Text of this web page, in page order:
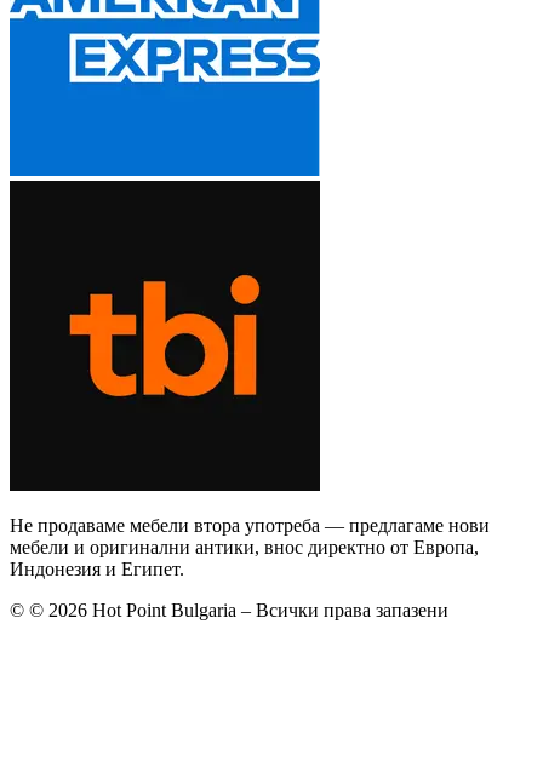
Не продаваме мебели втора употреба — предлагаме нови
мебели и оригинални антики, внос директно от Европа,
Индонезия и Египет.
© © 2026 Hot Point Bulgaria – Всички права запазени